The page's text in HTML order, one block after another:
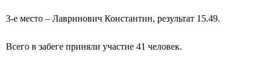
3-е место – Лавринович Константин, результат 15.49.
Всего в забеге приняли участие 41 человек.